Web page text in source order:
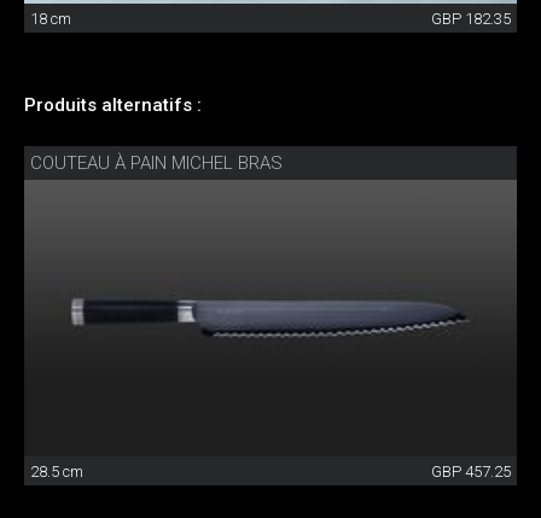
18 cm GBP 182.35
Produits alternatifs :
COUTEAU À PAIN MICHEL BRAS
28.5 cm GBP 457.25